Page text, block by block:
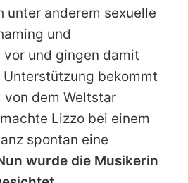
verwalten
unter anderem sexuelle
und
und gingen damit
bekommt
von dem Weltstar
Lizzo bei einem
spontan eine
wurde die Musikerin